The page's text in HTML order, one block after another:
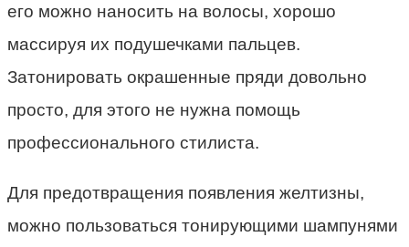
его можно наносить на волосы, хорошо
массируя их подушечками пальцев.
Затонировать окрашенные пряди довольно
просто, для этого не нужна помощь
профессионального стилиста.
Для предотвращения появления желтизны,
можно пользоваться тонирующими шампунями